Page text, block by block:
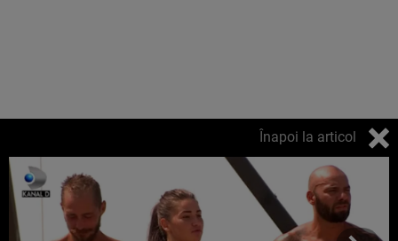
Înapoi la articol